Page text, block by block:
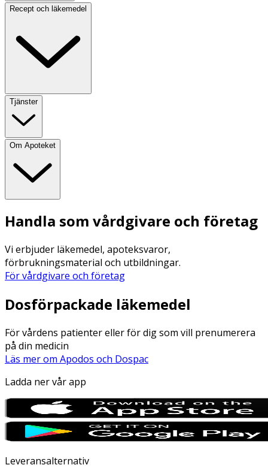
Recept och läkemedel
Tjänster
Om Apoteket
Handla som vårdgivare och företag
Vi erbjuder läkemedel, apoteksvaror,
förbrukningsmaterial och utbildningar.
För vårdgivare och företag
Dosförpackade läkemedel
För vårdens patienter eller för dig som vill prenumerera
på din medicin
Läs mer om Apodos och Dospac
Ladda ner vår app
Leveransalternativ